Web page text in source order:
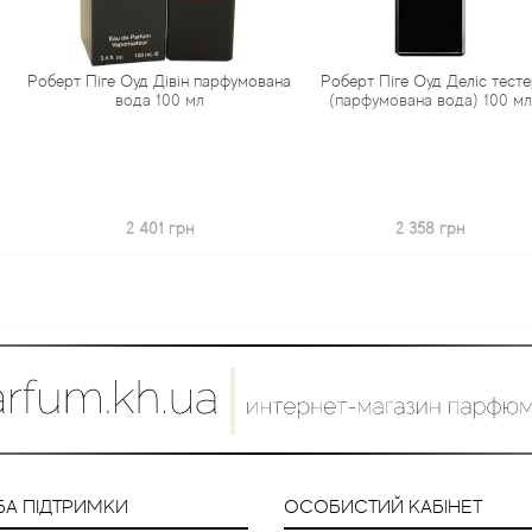
Дівін парфумована
100 мл
Роберт Піге Оуд Деліс тестер
(парфумована вода) 100 мл
Роберт
ПІДТРИМКИ ОСОБИСТИЙ КАБІНЕТ